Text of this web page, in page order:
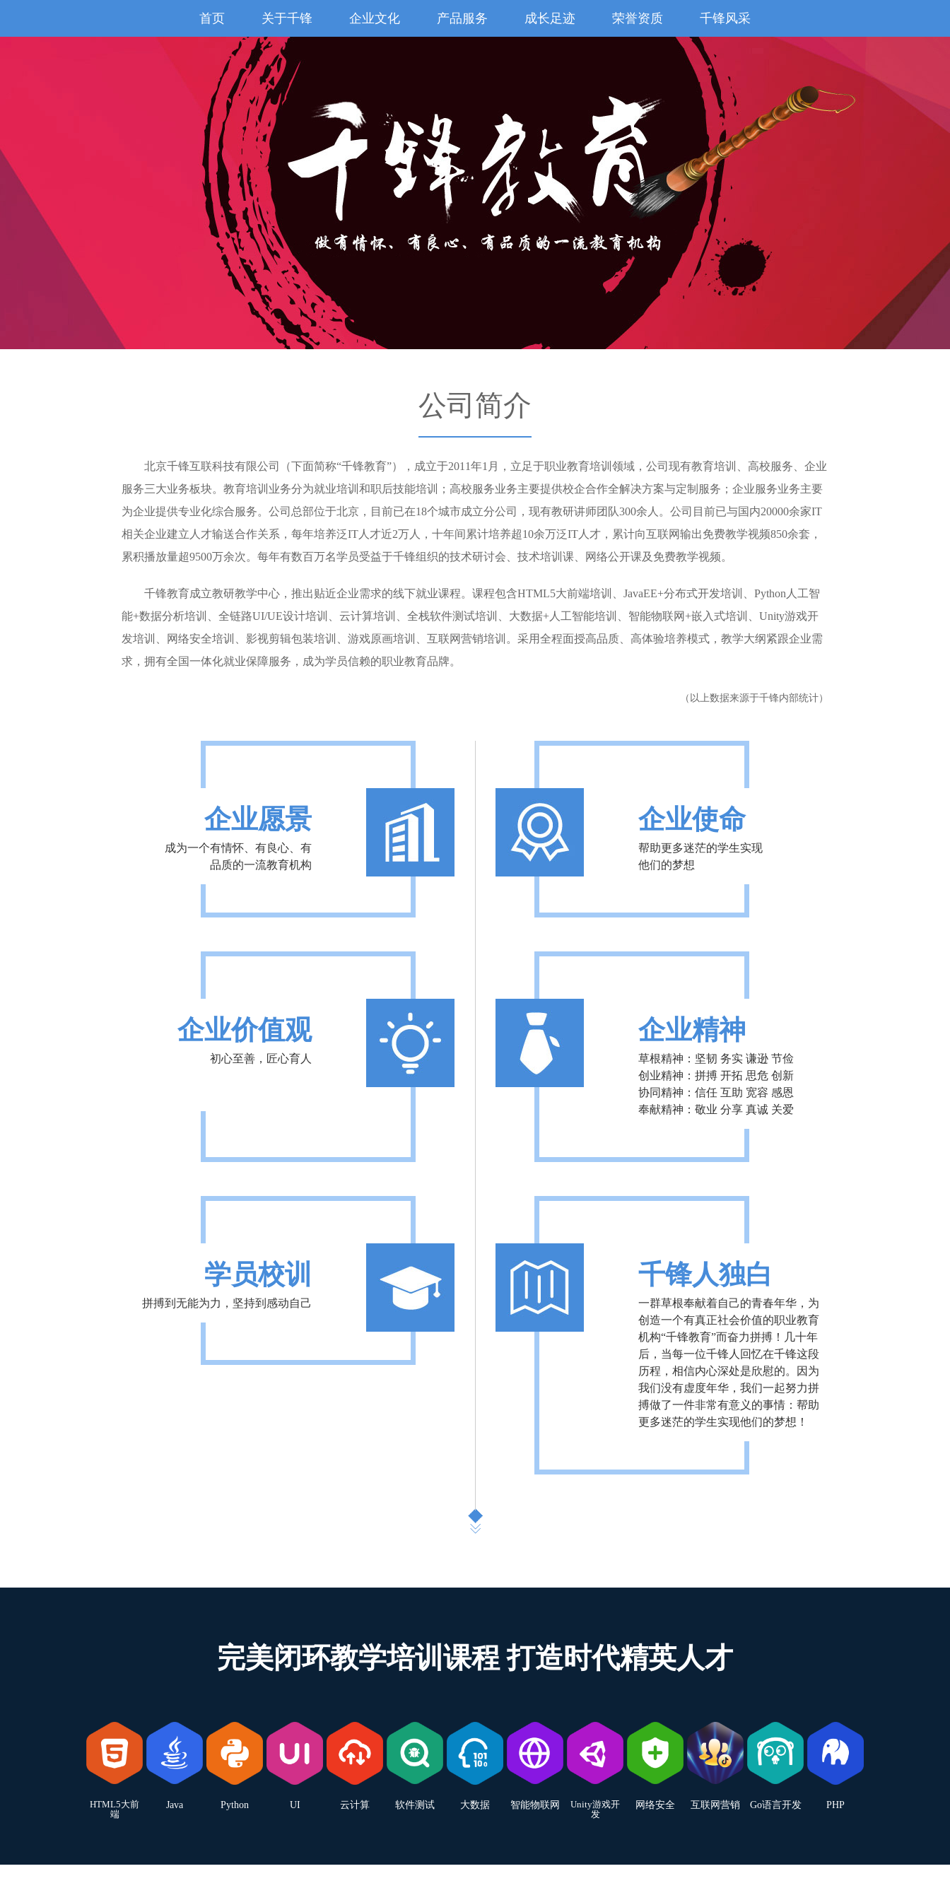
首页 关于千锋 企业文化 产品服务 成长足迹 荣誉资质 千锋风采
公司简介
北京千锋互联科技有限公司（下面简称“千锋教育”），成立于2011年1月，立足于职业教育培训领域，公司现有教育培训、高校服务、企业
服务三大业务板块。教育培训业务分为就业培训和职后技能培训；高校服务业务主要提供校企合作全解决方案与定制服务；企业服务业务主要
为企业提供专业化综合服务。公司总部位于北京，目前已在18个城市成立分公司，现有教研讲师团队300余人。公司目前已与国内20000余家IT
相关企业建立人才输送合作关系，每年培养泛IT人才近2万人，十年间累计培养超10余万泛IT人才，累计向互联网输出免费教学视频850余套，
累积播放量超9500万余次。每年有数百万名学员受益于千锋组织的技术研讨会、技术培训课、网络公开课及免费教学视频。
千锋教育成立教研教学中心，推出贴近企业需求的线下就业课程。课程包含HTML5大前端培训、JavaEE+分布式开发培训、Python人工智
能+数据分析培训、全链路UI/UE设计培训、云计算培训、全栈软件测试培训、大数据+人工智能培训、智能物联网+嵌入式培训、Unity游戏开
发培训、网络安全培训、影视剪辑包装培训、游戏原画培训、互联网营销培训。采用全程面授高品质、高体验培养模式，教学大纲紧跟企业需
求，拥有全国一体化就业保障服务，成为学员信赖的职业教育品牌。
（以上数据来源于千锋内部统计）
企业愿景
成为一个有情怀、有良心、有
品质的一流教育机构
企业使命
帮助更多迷茫的学生实现
他们的梦想
企业价值观
初心至善，匠心育人
企业精神
草根精神：坚韧 务实 谦逊 节俭
创业精神：拼搏 开拓 思危 创新
协同精神：信任 互助 宽容 感恩
奉献精神：敬业 分享 真诚 关爱
学员校训
拼搏到无能为力，坚持到感动自己
千锋人独白
一群草根奉献着自己的青春年华，为
创造一个有真正社会价值的职业教育
机构“千锋教育”而奋力拼搏！几十年
后，当每一位千锋人回忆在千锋这段
历程，相信内心深处是欣慰的。因为
我们没有虚度年华，我们一起努力拼
搏做了一件非常有意义的事情：帮助
更多迷茫的学生实现他们的梦想！
完美闭环教学培训课程 打造时代精英人才
HTML5大前
端
Java Python UI 云计算 软件测试 大数据 智能物联网
Unity游戏开
发
网络安全 互联网营销 Go语言开发 PHP